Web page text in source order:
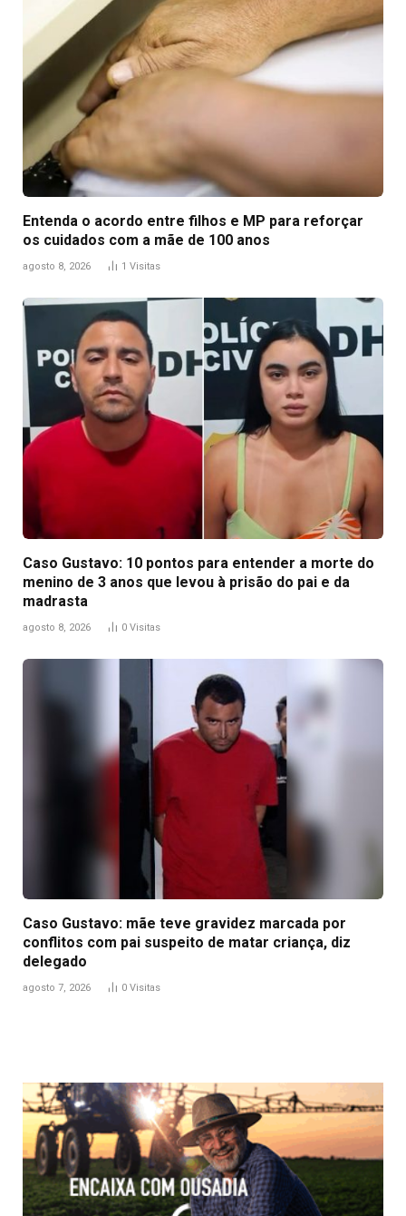
Entenda o acordo entre filhos e MP para reforçar
os cuidados com a mãe de 100 anos
agosto 8, 2026 1 Visitas
Caso Gustavo: 10 pontos para entender a morte do
menino de 3 anos que levou à prisão do pai e da
madrasta
agosto 8, 2026 0 Visitas
Caso Gustavo: mãe teve gravidez marcada por
conflitos com pai suspeito de matar criança, diz
delegado
agosto 7, 2026 0 Visitas